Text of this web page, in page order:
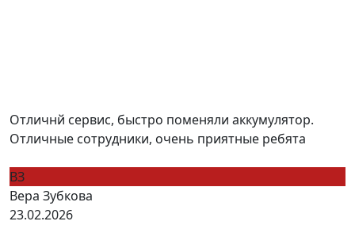
Отличнй сервис, быстро поменяли аккумулятор.
Отличные сотрудники, очень приятные ребята
ВЗ
Вера Зубкова
23.02.2026